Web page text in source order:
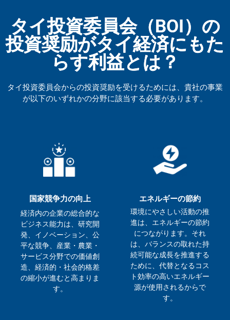
タイ投資委員会（BOI）の
投資奨励がタイ経済にもた
らす利益とは？
タイ投資委員会からの投資奨励を受けるためには、貴社の事業
が以下のいずれかの分野に該当する必要があります。
国家競争力の向上
経済内の企業の総合的な
ビジネス能力は、研究開
発、イノベーション、公
平な競争、産業・農業・
サービス分野での価値創
造、経済的・社会的格差
の縮小が進むと高まりま
す。
エネルギーの節約
環境にやさしい活動の推
進は、エネルギーの節約
につながります。それ
は、バランスの取れた持
続可能な成長を推進する
ために、代替となるコス
ト効率の高いエネルギー
源が使用されるからで
す。